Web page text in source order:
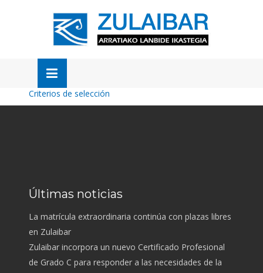
Criterios de selección
Últimas noticias
La matrícula extraordinaria continúa con plazas libres
en Zulaibar
Zulaibar incorpora un nuevo Certificado Profesional
de Grado C para responder a las necesidades de la